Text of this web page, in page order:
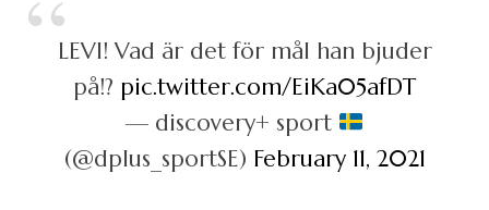
LEVI! Vad är det för mål han bjuder
på!? pic.twitter.com/EiKa05afDT
— discovery+ sport
(@dplus_sportSE) February 11, 2021